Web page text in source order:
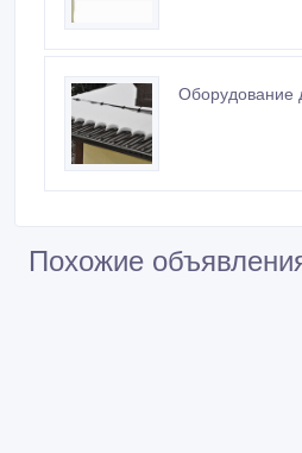
Оборудование
Похожие